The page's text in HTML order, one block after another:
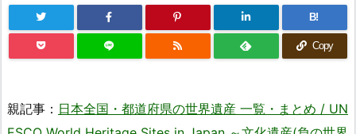
B!
Copy
親記事： 日本全国・都道府県の世界遺産 一覧・まとめ / UN